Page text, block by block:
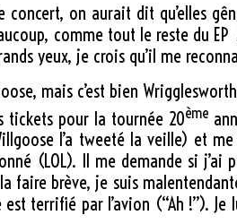
on aurait dit qu’elles
comme tout le reste du EP
yeux, je crois qu’il me
mais c’est bien
tickets pour la tournée 20ème
l’a tweeté la veille) et
(LOL). Il me demande si
faire brève, je suis
terrifié par l’avion (“Ah !”).